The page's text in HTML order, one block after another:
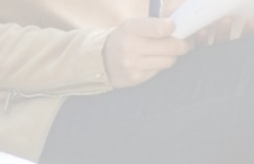
VOIR LA VISITE VIRTUELLE